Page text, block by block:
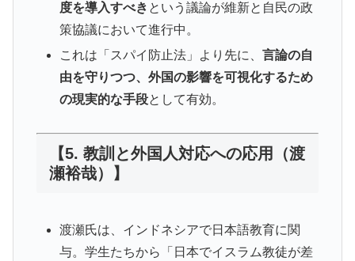
度を導入すべき という議論が維新と自民の政
策協議において進行中。
これは「スパイ防止法」より先に、 言論の自
由を守りつつ、外国の影響を可視化するため
の現実的な手段として有効。
【5. 教訓と外国人対応への応用（渡
瀬裕哉）】
渡瀬氏は、インドネシアで日本語教育に関
与。学生たちから「日本でイスラム教徒が差